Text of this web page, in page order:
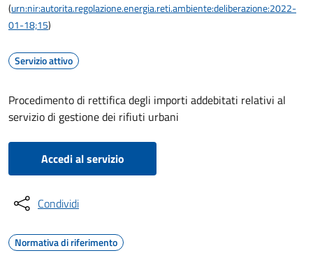
(urn:nir:autorita.regolazione.energia.reti.ambiente:deliberazione:2022-
01-18;15)
Servizio attivo
Procedimento di rettifica degli importi addebitati relativi al
servizio di gestione dei rifiuti urbani
Accedi al servizio
Condividi
Normativa di riferimento